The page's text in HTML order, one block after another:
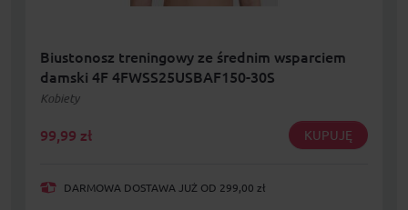
Biustonosz treningowy ze średnim wsparciem
damski 4F 4FWSS25USBAF150-30S
Kobiety
99,99 zł KUPUJĘ
DARMOWA DOSTAWA JUŻ OD 299,00 zł